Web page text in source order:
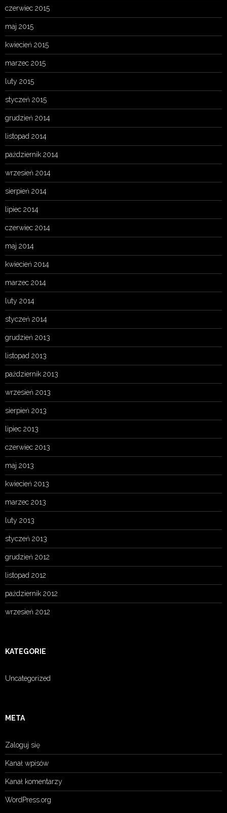
czerwiec 2015
maj 2015
kwiecień 2015
marzec 2015
luty 2015
styczeń 2015
grudzień 2014
listopad 2014
październik 2014
wrzesień 2014
sierpień 2014
lipiec 2014
czerwiec 2014
maj 2014
kwiecień 2014
marzec 2014
luty 2014
styczeń 2014
grudzień 2013
listopad 2013
październik 2013
wrzesień 2013
sierpień 2013
lipiec 2013
czerwiec 2013
maj 2013
kwiecień 2013
marzec 2013
luty 2013
styczeń 2013
grudzień 2012
listopad 2012
październik 2012
wrzesień 2012
KATEGORIE
Uncategorized
META
Zaloguj się
Kanał wpisów
Kanał komentarzy
WordPress.org